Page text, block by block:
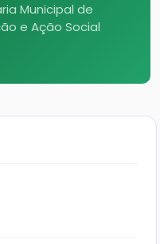
Municipal de
e Ação Social